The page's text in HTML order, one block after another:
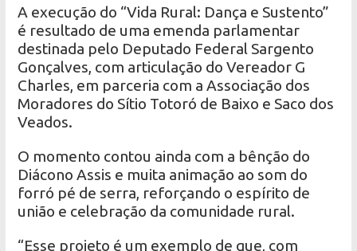
A execução do “Vida Rural: Dança e Sustento”
é resultado de uma emenda parlamentar
destinada pelo Deputado Federal Sargento
Gonçalves, com articulação do Vereador G
Charles, em parceria com a Associação dos
Moradores do Sítio Totoró de Baixo e Saco dos
Veados.
O momento contou ainda com a bênção do
Diácono Assis e muita animação ao som do
forró pé de serra, reforçando o espírito de
união e celebração da comunidade rural.
“Esse projeto é um exemplo de que, com